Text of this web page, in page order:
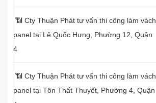
📶 Cty Thuận Phát tư vấn thi công làm vách
panel tại Lê Quốc Hưng, Phường 12, Quận
4
📶 Cty Thuận Phát tư vấn thi công làm vách
panel tại Tôn Thất Thuyết, Phường 4, Quận